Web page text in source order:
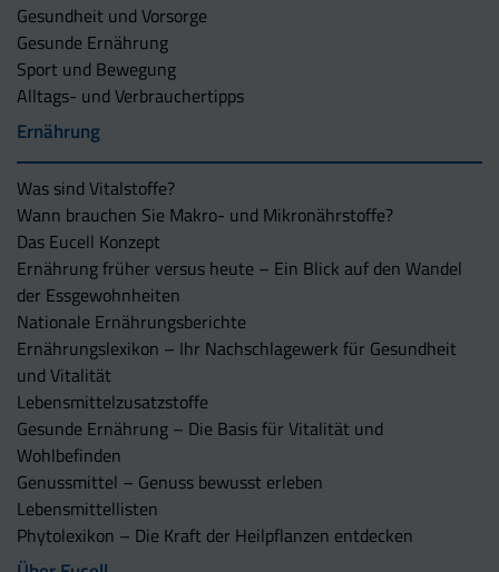
Gesundheit und Vorsorge
Gesunde Ernährung
Sport und Bewegung
Alltags- und Verbrauchertipps
Ernährung
Was sind Vitalstoffe?
Wann brauchen Sie Makro- und Mikronährstoffe?
Das Eucell Konzept
Ernährung früher versus heute – Ein Blick auf den Wandel
der Essgewohnheiten
Nationale Ernährungsberichte
Ernährungslexikon – Ihr Nachschlagewerk für Gesundheit
und Vitalität
Lebensmittelzusatzstoffe
Gesunde Ernährung – Die Basis für Vitalität und
Wohlbefinden
Genussmittel – Genuss bewusst erleben
Lebensmittellisten
Phytolexikon – Die Kraft der Heilpflanzen entdecken